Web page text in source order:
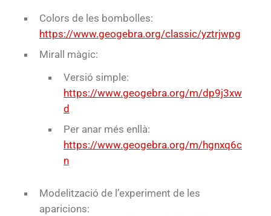
Colors de les bombolles:
https://www.geogebra.org/classic/yztrjwpg
Mirall màgic:
Versió simple:
https://www.geogebra.org/m/dp9j3xw
d
Per anar més enllà:
https://www.geogebra.org/m/hgnxq6c
n
Modelització de l’experiment de les
aparicions: